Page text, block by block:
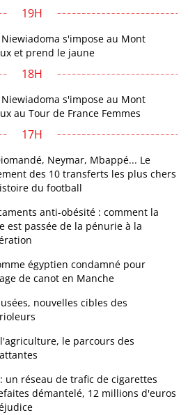
19H
Niewiadoma s'impose au Mont
et prend le jaune
18H
Niewiadoma s'impose au Mont
au Tour de France Femmes
17H
Neymar, Mbappé... Le
des 10 transferts les plus chers
du football
anti-obésité : comment la
est passée de la pénurie à la
égyptien condamné pour
de canot en Manche
nouvelles cibles des
le parcours des
un réseau de trafic de cigarettes
démantelé, 12 millions d'euros